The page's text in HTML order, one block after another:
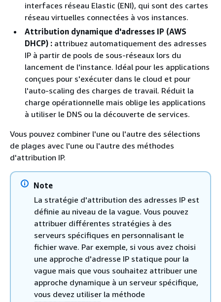
interfaces réseau Elastic (ENI), qui sont des cartes
réseau virtuelles connectées à vos instances.
Attribution dynamique d'adresses IP (AWS
DHCP) : attribuez automatiquement des adresses
IP à partir de pools de sous-réseaux lors du
lancement de l'instance. Idéal pour les applications
conçues pour s'exécuter dans le cloud et pour
l'auto-scaling des charges de travail. Réduit la
charge opérationnelle mais oblige les applications
à utiliser le DNS ou la découverte de services.
Vous pouvez combiner l'une ou l'autre des sélections
de plages avec l'une ou l'autre des méthodes
d'attribution IP.
Note
La stratégie d'attribution des adresses IP est
définie au niveau de la vague. Vous pouvez
attribuer différentes stratégies à des
serveurs spécifiques en personnalisant le
fichier wave. Par exemple, si vous avez choisi
une approche d'adresse IP statique pour la
vague mais que vous souhaitez attribuer une
approche dynamique à un serveur spécifique,
vous devez utiliser la méthode